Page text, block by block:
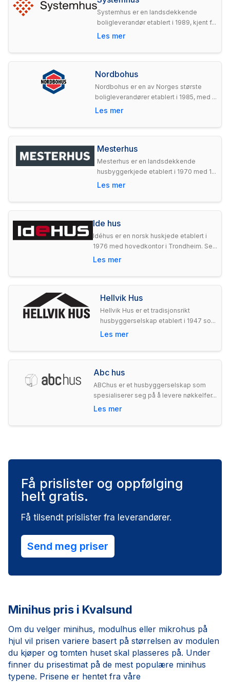
Systemhus er en landsdekkende
boligleverandør etablert i 1989, kjent f...
Les mer
Nordbohus
Nordbohus er en av Norges største
boligleverandører etablert i 1985, med ...
Les mer
Mesterhus
Mesterhus er en landsdekkende
husbyggerkjede etablert i 1970 med 1...
Les mer
Ide hus
Idéhus er en norsk huskjede etablert i
1976 med hovedkontor i Trondheim. Se...
Les mer
Hellvik Hus
Hellvik Hus er et tradisjonsrikt
husbyggerselskap etablert i 1947 so...
Les mer
Abc hus
ABChus er et husbyggerselskap som
spesialiserer seg på å levere nøkkelfer...
Les mer
Få prislister og oppfølging
helt gratis.
Få tilsendt prislister fra leverandører.
Send meg priser
Minihus pris i Kvalsund
Om du velger minihus, modulhus eller mikrohus på
hjul vil prisen variere basert på størrelsen av modulen
du kjøper og tomten huset skal plasseres på. Under
finner du prisestimat på de mest populære minihus
typene. Prisene er hentet fra våre